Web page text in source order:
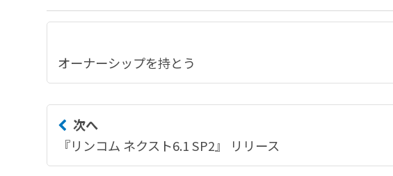
オーナーシップを持とう
次へ
『リンコム ネクスト6.1 SP2』 リリース